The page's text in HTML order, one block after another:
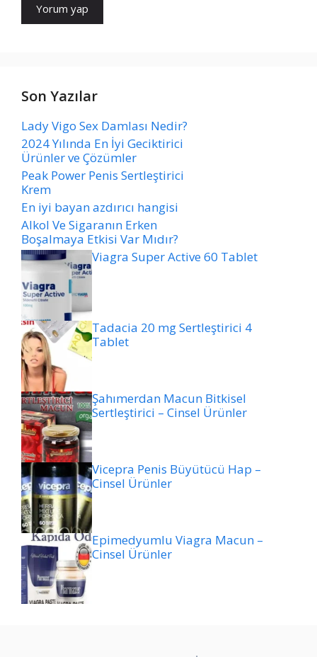
Son Yazılar
Lady Vigo Sex Damlası Nedir?
2024 Yılında En İyi Geciktirici
Ürünler ve Çözümler
Peak Power Penis Sertleştirici
Krem
En iyi bayan azdırıcı hangisi
Alkol Ve Sigaranın Erken
Boşalmaya Etkisi Var Mıdır?
Viagra Super Active 60 Tablet
Tadacia 20 mg Sertleştirici 4
Tablet
Şahımerdan Macun Bitkisel
Sertleştirici – Cinsel Ürünler
Vicepra Penis Büyütücü Hap –
Cinsel Ürünler
Epimedyumlu Viagra Macun –
Cinsel Ürünler